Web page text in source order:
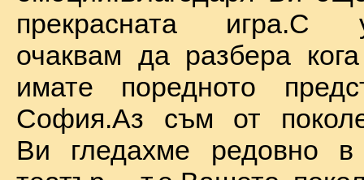
прекрасната игра.С
очаквам да разбера
имате поредното
София.Аз съм от
Ви гледахме редовно